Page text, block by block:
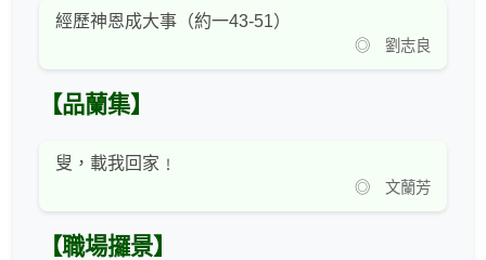
經歷神恩成大事（約一43-51）
◎ 劉志良
【品蘭集】
叟，載我回家﹗
◎ 文蘭芳
【職場攞景】